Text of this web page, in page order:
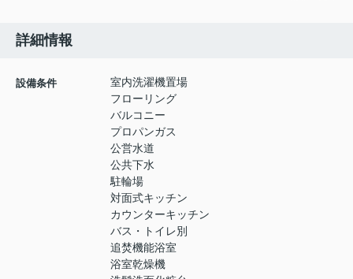
詳細情報
設備条件
室内洗濯機置場
フローリング
バルコニー
プロパンガス
公営水道
公共下水
駐輪場
対面式キッチン
カウンターキッチン
バス・トイレ別
追焚機能浴室
浴室乾燥機